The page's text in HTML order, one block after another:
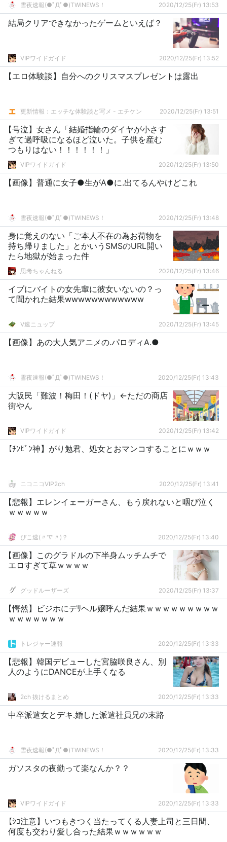
雪夜速報(●ﾟДﾟ●)TWINEWS！ 2020/12/25(Fr) 13:53
結局クリアできなかったゲームといえば？
VIPワイドガイド 2020/12/25(Fr) 13:52
【エロ体験談】自分へのクリスマスプレゼントは露出
更新情報：エッチな体験談と写メ - エチケン 2020/12/25(Fr) 13:51
【号泣】女さん「結婚指輪のダイヤが小さす
ぎて過呼吸になるほど泣いた。子供を産む
つもりはない！！！！！！」
VIPワイドガイド 2020/12/25(Fr) 13:50
【画像】普通に女子●生がA●に.出てるんやけどこれ
雪夜速報(●ﾟДﾟ●)TWINEWS！ 2020/12/25(Fr) 13:48
身に覚えのない「ご本人不在の為お荷物を
持ち帰りました」とかいうSMSのURL開い
たら地獄が始まった件
思考ちゃんねる 2020/12/25(Fr) 13:46
イブにバイトの女先輩に彼女いないの？っ
て聞かれた結果wwwwwwwwwwww
V速ニュップ 2020/12/25(Fr) 13:45
【画像】あの大人気アニメの.パロディA.●
雪夜速報(●ﾟДﾟ●)TWINEWS！ 2020/12/25(Fr) 13:43
大阪民「難波！梅田！(ドヤ)」←ただの商店
街やん
VIPワイドガイド 2020/12/25(Fr) 13:42
【ﾁﾝﾋﾞﾝ神】がり勉君、処女とおマンコすることにｗｗｗ
ニコニコVIP2ch 2020/12/25(Fr) 13:41
【悲報】エレンイェーガーさん、もう戻れないと咽び泣く
ｗｗｗｗｗ
ぴこ速(〃'∇'〃)？ 2020/12/25(Fr) 13:40
【画像】このグラドルの下半身ムッチムチで
エロすぎて草ｗｗｗｗ
グッドルーザーズ 2020/12/25(Fr) 13:37
【愕然】ビジホにデﾘヘル嬢呼んだ結果ｗｗｗｗｗｗｗｗｗ
ｗｗｗｗｗｗｗ
トレジャー速報 2020/12/25(Fr) 13:33
【悲報】韓国デビューした宮脇咲良さん、別
人のようにDANCEが上手くなる
2ch 抜けるまとめ 2020/12/25(Fr) 13:33
中卒派遣女とデキ.婚した派遣社員兄の末路
雪夜速報(●ﾟДﾟ●)TWINEWS！ 2020/12/25(Fr) 13:33
ガソスタの夜勤って楽なんか？？
VIPワイドガイド 2020/12/25(Fr) 13:33
【ｼｺ注意】いつもきつく当たってくる人妻上司と三日間、
何度も交わり愛し合った結果ｗｗｗｗｗｗ